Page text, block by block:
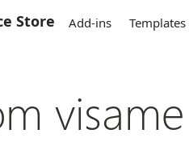
Store Add-ins Templates